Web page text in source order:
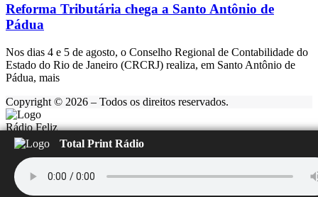
Reforma Tributária chega a Santo Antônio de
Pádua
Nos dias 4 e 5 de agosto, o Conselho Regional de Contabilidade do
Estado do Rio de Janeiro (CRCRJ) realiza, em Santo Antônio de
Pádua, mais
Copyright © 2026 – Todos os direitos reservados.
Total Print Rádio
Rádio Feliz
Carregando...
⏹️
ÚLTIMAS NOTÍCIAS: